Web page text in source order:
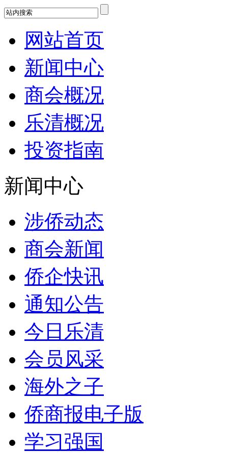
网站首页
新闻中心
商会概况
乐清概况
投资指南
新闻中心
涉侨动态
商会新闻
侨企快讯
通知公告
今日乐清
会员风采
海外之子
侨商报电子版
学习强国